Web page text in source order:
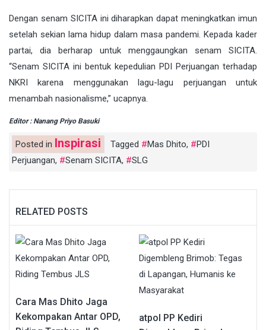
Dengan senam SICITA ini diharapkan dapat meningkatkan imun
setelah sekian lama hidup dalam masa pandemi. Kepada kader
partai, dia berharap untuk menggaungkan senam SICITA.
“Senam SICITA ini bentuk kepedulian PDI Perjuangan terhadap
NKRI karena menggunakan lagu-lagu perjuangan untuk
menambah nasionalisme,” ucapnya.
Editor : Nanang Priyo Basuki
Posted in Inspirasi Tagged Mas Dhito,
PDI
Perjuangan, Senam SICITA, SLG
RELATED POSTS
Cara Mas Dhito Jaga
Kekompakan Antar OPD,
atpol PP Kediri